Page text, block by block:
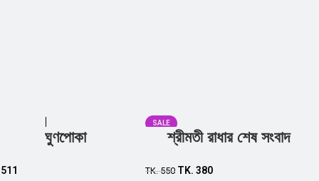
Add to cart
ঘুণপোকা
511
SALE
শ্রীমতী রাধার শেষ সংবাদ
TK.550 TK. 380